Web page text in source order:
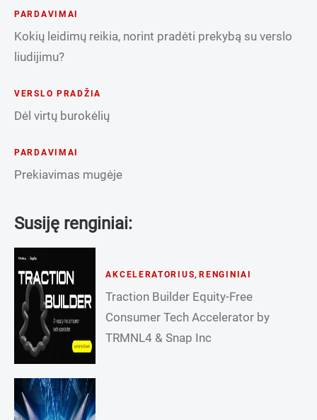
PARDAVIMAI
Kokių leidimų reikia, norint pradėti prekybą su verslo
liudijimu?
VERSLO PRADŽIA
Dėl virtų burokėlių
PARDAVIMAI
Prekiavimas mugėje
Susiję renginiai:
AKCELERATORIUS, RENGINIAI
Traction Builder Equity-Free
Consumer Tech Accelerator by
TRMNL4 & Snap Inc